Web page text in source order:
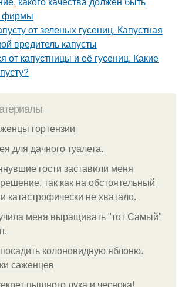
фирмы
от зеленых гусениц. Капустная
вредитель капусты
от капустницы и её гусениц. Какие
гортензии
для дачного туалета.
гости заставили меня
так как на обстоятельный
катастрофически не хватало.
меня выращивать "тот Самый"
колоновидную яблоню.
саженцев
пышного лука и чеснока!